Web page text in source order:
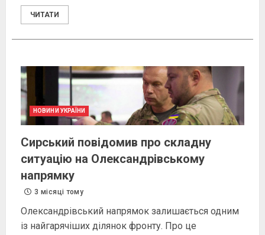
ЧИТАТИ
НОВИНИ УКРАЇНИ
Сирський повідомив про складну
ситуацію на Олександрівському
напрямку
3 місяці тому
Олександрівський напрямок залишається одним
із найгарячіших ділянок фронту. Про це